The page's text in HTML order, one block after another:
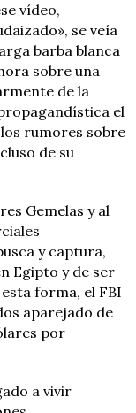
vídeo,
se veía
barba blanca
sobre una
de la
el
rumores sobre
de su
Gemelas y al
y captura,
Egipto y de ser
esta forma, el FBI
aparejado de
por
a vivir